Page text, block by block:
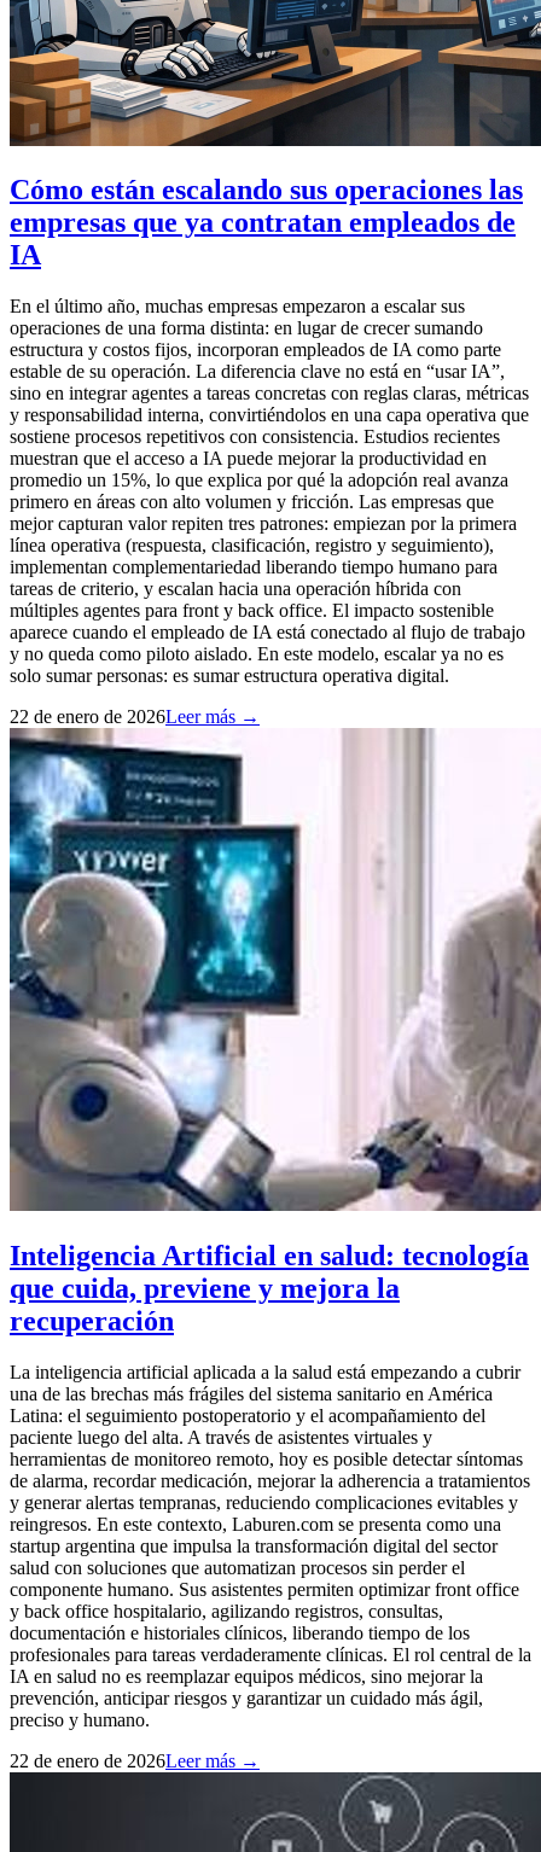
Cómo están escalando sus operaciones las
empresas que ya contratan empleados de
IA
En el último año, muchas empresas empezaron a escalar sus
operaciones de una forma distinta: en lugar de crecer sumando
estructura y costos fijos, incorporan empleados de IA como parte
estable de su operación. La diferencia clave no está en “usar IA”,
sino en integrar agentes a tareas concretas con reglas claras, métricas
y responsabilidad interna, convirtiéndolos en una capa operativa que
sostiene procesos repetitivos con consistencia. Estudios recientes
muestran que el acceso a IA puede mejorar la productividad en
promedio un 15%, lo que explica por qué la adopción real avanza
primero en áreas con alto volumen y fricción. Las empresas que
mejor capturan valor repiten tres patrones: empiezan por la primera
línea operativa (respuesta, clasificación, registro y seguimiento),
implementan complementariedad liberando tiempo humano para
tareas de criterio, y escalan hacia una operación híbrida con
múltiples agentes para front y back office. El impacto sostenible
aparece cuando el empleado de IA está conectado al flujo de trabajo
y no queda como piloto aislado. En este modelo, escalar ya no es
solo sumar personas: es sumar estructura operativa digital.
22 de enero de 2026Leer más →
Inteligencia Artificial en salud: tecnología
que cuida, previene y mejora la
recuperación
La inteligencia artificial aplicada a la salud está empezando a cubrir
una de las brechas más frágiles del sistema sanitario en América
Latina: el seguimiento postoperatorio y el acompañamiento del
paciente luego del alta. A través de asistentes virtuales y
herramientas de monitoreo remoto, hoy es posible detectar síntomas
de alarma, recordar medicación, mejorar la adherencia a tratamientos
y generar alertas tempranas, reduciendo complicaciones evitables y
reingresos. En este contexto, Laburen.com se presenta como una
startup argentina que impulsa la transformación digital del sector
salud con soluciones que automatizan procesos sin perder el
componente humano. Sus asistentes permiten optimizar front office
y back office hospitalario, agilizando registros, consultas,
documentación e historiales clínicos, liberando tiempo de los
profesionales para tareas verdaderamente clínicas. El rol central de la
IA en salud no es reemplazar equipos médicos, sino mejorar la
prevención, anticipar riesgos y garantizar un cuidado más ágil,
preciso y humano.
22 de enero de 2026Leer más →